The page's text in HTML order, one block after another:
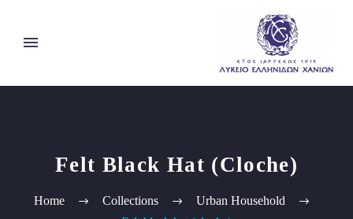
Felt Black Hat (cloche)
Home Collections
Urban Household